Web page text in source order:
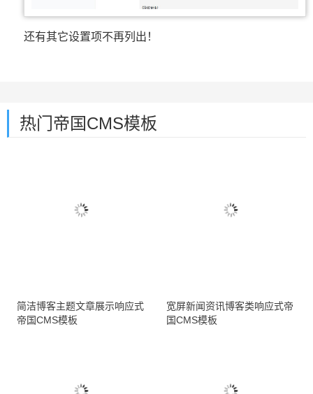
还有其它设置项不再列出！
热门帝国CMS模板
简洁博客主题文章展示响应式
帝国CMS模板
宽屏新闻资讯博客类响应式帝
国CMS模板